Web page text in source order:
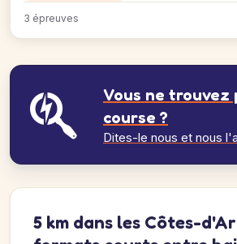
3 épreuves
Vous ne trouvez
course ?
Dites-le nous et nous
5 km dans les Côtes-